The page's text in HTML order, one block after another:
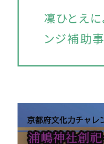
凜ひとえ
ンジ補助